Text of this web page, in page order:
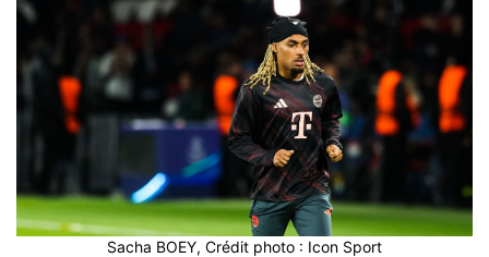
Sacha BOEY, Crédit photo : Icon Sport